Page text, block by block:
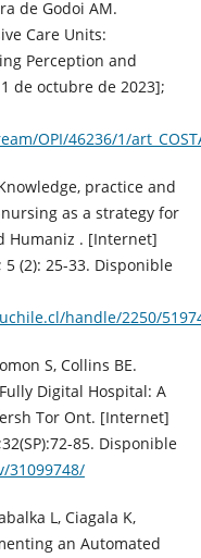
de Godoi AM.
Care Units:
Perception and
de octubre de 2023];
OPI/46236/1/
practice and
as a strategy for
Humaniz . [Internet]
(2): 25-33. Disponible
handle/2250/
S, Collins BE.
Digital Hospital: A
Tor Ont. [Internet]
85. Disponible
31099748/
L, Ciagala K,
an Automated